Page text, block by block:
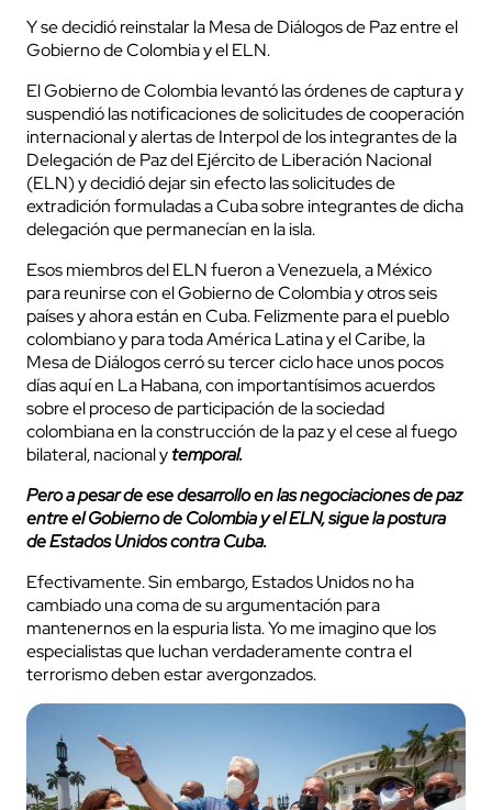
Y se decidió reinstalar la Mesa de Diálogos de Paz entre el
Gobierno de Colombia y el ELN.
El Gobierno de Colombia levantó las órdenes de captura y
suspendió las notificaciones de solicitudes de cooperación
internacional y alertas de Interpol de los integrantes de la
Delegación de Paz del Ejército de Liberación Nacional
(ELN) y decidió dejar sin efecto las solicitudes de
extradición formuladas a Cuba sobre integrantes de dicha
delegación que permanecían en la isla.
Esos miembros del ELN fueron a Venezuela, a México
para reunirse con el Gobierno de Colombia y otros seis
países y ahora están en Cuba. Felizmente para el pueblo
colombiano y para toda América Latina y el Caribe, la
Mesa de Diálogos cerró su tercer ciclo hace unos pocos
días aquí en La Habana, con importantísimos acuerdos
sobre el proceso de participación de la sociedad
colombiana en la construcción de la paz y el cese al fuego
bilateral, nacional ytemporal.
Pero a pesar de ese desarrollo en las negociaciones de paz
entre el Gobierno de Colombia y el ELN, sigue la postura
de Estados Unidos contra Cuba.
Efectivamente. Sin embargo, Estados Unidos no ha
cambiado una coma de su argumentación para
mantenernos en la espuria lista. Yo me imagino que los
especialistas que luchan verdaderamente contra el
terrorismo deben estar avergonzados.